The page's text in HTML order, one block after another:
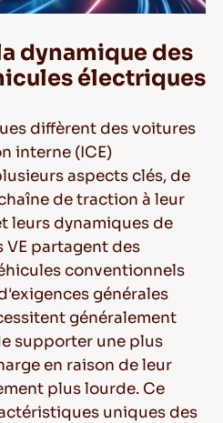
dynamique des
électriques
diffèrent des voitures
interne (ICE)
aspects clés, de
de traction à leur
leurs dynamiques de
VE partagent des
conventionnels
générales
généralement
supporter une plus
en raison de leur
plus lourde. Ce
uniques des